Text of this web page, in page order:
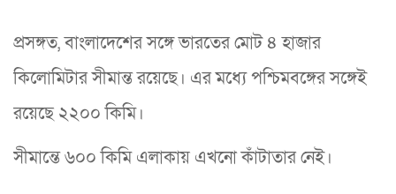
প্রসঙ্গত, বাংলাদেশের সঙ্গে ভারতের মোট ৪ হাজার
কিলোমিটার সীমান্ত রয়েছে। এর মধ্যে পশ্চিমবঙ্গের সঙ্গেই
রয়েছে ২২০০ কিমি।
সীমান্তে ৬০০ কিমি এলাকায় এখনো কাঁটাতার নেই।